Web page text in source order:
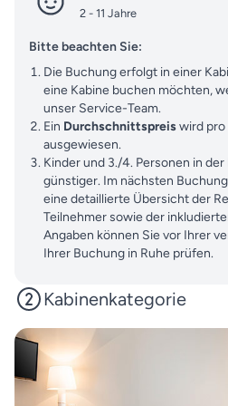
2 - 11 Jahre
Bitte beachten Sie:
Die Buchung erfolgt in einer
eine Kabine buchen möchten,
unser Service-Team.
Ein Durchschnittspreiswird
ausgewiesen.
Kinder und 3./4. Personen in der
günstiger. Im nächsten
eine detaillierte Übersicht der
Teilnehmer sowie der
Angaben können Sie vor Ihrer
Ihrer Buchung in Ruhe prüfen.
Kabinenkategorie